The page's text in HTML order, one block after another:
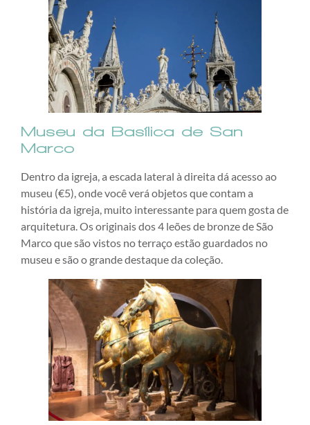
Museu da Basílica de San
Marco
Dentro da igreja, a escada lateral à direita dá acesso ao
museu (€5), onde você verá objetos que contam a
história da igreja, muito interessante para quem gosta de
arquitetura. Os originais dos 4 leões de bronze de São
Marco que são vistos no terraço estão guardados no
museu e são o grande destaque da coleção.